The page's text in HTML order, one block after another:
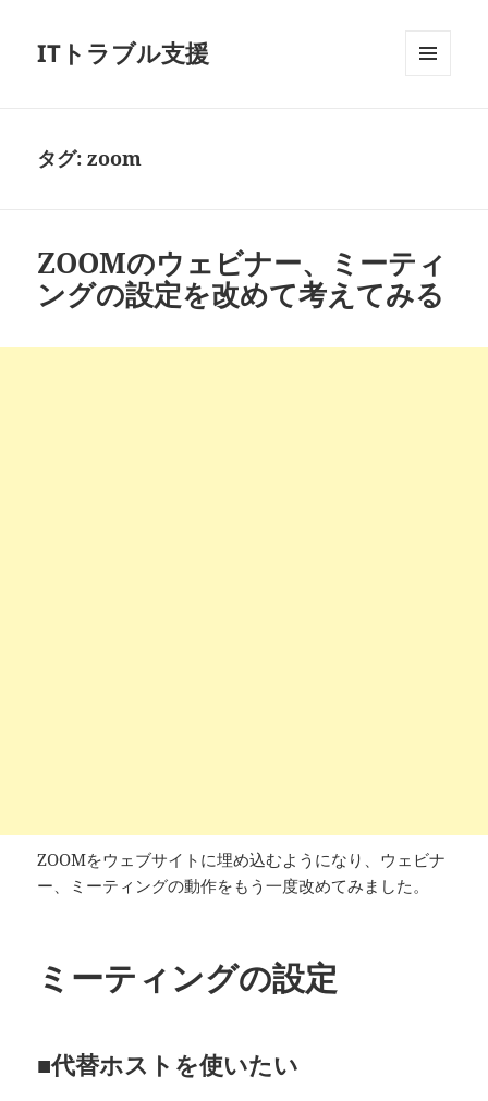
ITトラブル支援
タグ:zoom
ZOOMのウェビナー、ミーティ
ングの設定を改めて考えてみる
ZOOMをウェブサイトに埋め込むようになり、ウェビナ
ー、ミーティングの動作をもう一度改めてみました。
ミーティングの設定
■代替ホストを使いたい